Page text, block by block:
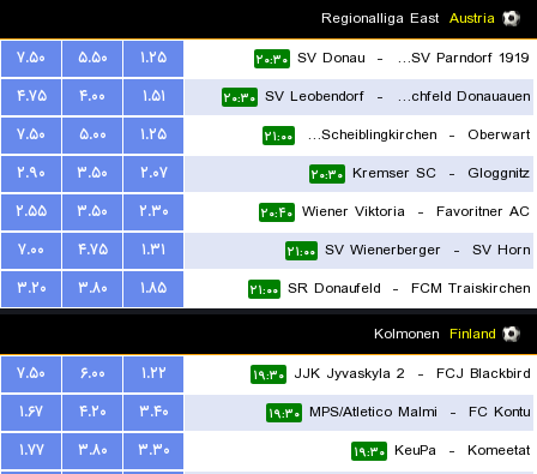
Austria
SC ESV Parndorf 1919
-
SV Donau ۲۰:۳۰ ۱.۲۵ ۵.۵۰
۷.۵۰
Marchfeld Donauauen
-
SV Leobendorf ۲۰:۳۰ ۱.۵۱ ۴.۰۰
۴.۷۵
Oberwart
-
USV Scheiblingkirchen ۲۱:۰۰ ۱.۲۵ ۵.۰۰
۷.۵۰
Gloggnitz
-
Kremser SC ۲۰:۳۰ ۲.۰۷ ۳.۵۰
۲.۹۰
Favoritner AC
-
Wiener Viktoria ۲۰:۴۰ ۲.۳۰ ۳.۵۰
۲.۵۵
SV Horn
-
SV Wienerberger ۲۱:۰۰ ۱.۳۱ ۴.۷۵
۷.۰۰
FCM Traiskirchen
-
SR Donaufeld ۲۱:۰۰ ۱.۸۵ ۳.۸۰
۳.۲۰
Finland
FCJ Blackbird
-
JJK Jyvaskyla 2 ۱۹:۳۰ ۱.۲۲ ۶.۰۰
۷.۵۰
FC Kontu
-
MPS/Atletico Malmi ۱۹:۳۰ ۳.۴۰ ۴.۲۰
۱.۶۷
Komeetat
-
KeuPa ۱۹:۳۰ ۳.۳۰ ۳.۸۰
۱.۷۷